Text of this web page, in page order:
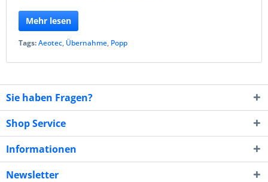
Mehr lesen
Tags:Aeotec, Übernahme, Popp
Sie haben Fragen?
Shop Service
Informationen
Newsletter